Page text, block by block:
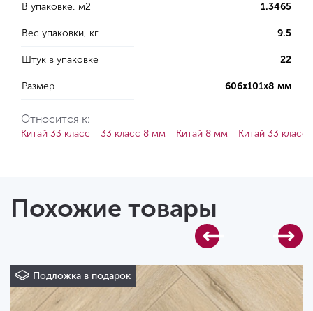
В упаковке, м2 1.3465
Вес упаковки, кг 9.5
Штук в упаковке 22
Размер 606х101х8 мм
Относится к:
Китай 33 класс 33 класс 8 мм Китай 8 мм Китай 33 класс
Похожие товары
Подложка в подарок